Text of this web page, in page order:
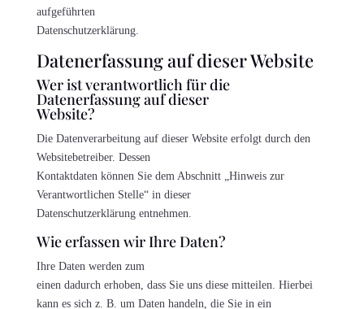
aufgeführten
Datenschutzerklärung.
Datenerfassung auf dieser Website
Wer ist verantwortlich für die
Datenerfassung auf dieser
Website?
Die Datenverarbeitung auf dieser Website erfolgt durch den
Websitebetreiber. Dessen
Kontaktdaten können Sie dem Abschnitt „Hinweis zur
Verantwortlichen Stelle“ in dieser
Datenschutzerklärung entnehmen.
Wie erfassen wir Ihre Daten?
Ihre Daten werden zum
einen dadurch erhoben, dass Sie uns diese mitteilen. Hierbei
kann es sich z. B. um Daten handeln, die Sie in ein